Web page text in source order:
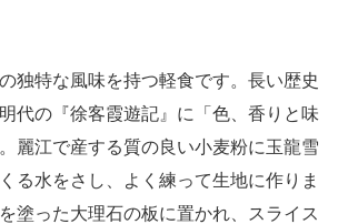
独特な風味を持つ軽食です。長い歴史
代の『徐客霞遊記』に「色、香りと味
麗江で産する質の良い小麦粉に玉龍雪
る水をさし、よく練って生地に作りま
塗った大理石の板に置かれ、スライス